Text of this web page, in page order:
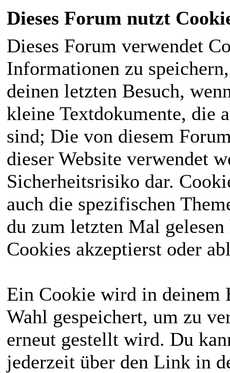
Dieses Forum nutzt
Dieses Forum verwendet
Informationen zu
deinen letzten Besuch,
kleine Textdokumente, die
sind; Die von diesem
dieser Website verwendet
Sicherheitsrisiko dar.
auch die spezifischen
du zum letzten Mal
Cookies akzeptierst oder
Ein Cookie wird in deinem
Wahl gespeichert, um zu
erneut gestellt wird. Du
jederzeit über den Link in